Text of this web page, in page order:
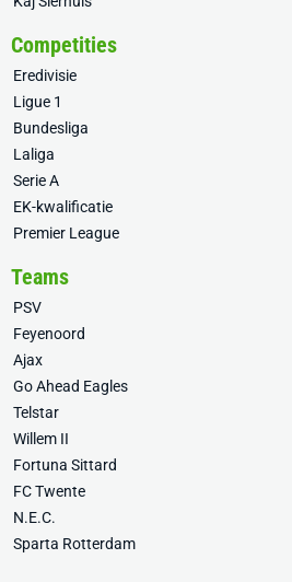
Competities
Eredivisie
Ligue 1
Bundesliga
Laliga
Serie A
EK-kwalificatie
Premier League
Teams
PSV
Feyenoord
Ajax
Go Ahead Eagles
Telstar
Willem II
Fortuna Sittard
FC Twente
N.E.C.
Sparta Rotterdam